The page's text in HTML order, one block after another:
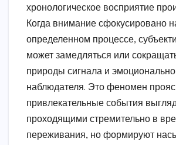
хронологическое восприятие
Когда внимание сфокусировано
определенном процессе,
может замедляться или
природы сигнала и
наблюдателя. Это феномен
привлекательные события
проходящими стремительно в
переживания, но формируют